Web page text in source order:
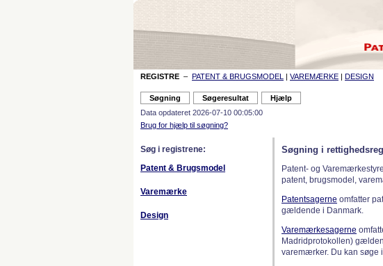
REGISTRE – PATENT & BRUGSMODEL | VAREMÆRKE | DESIGN
Data opdateret 2026-07-10 00:05:00
Brug for hjælp til søgning?
Søg i registrene:
Patent & Brugsmodel
Varemærke
Design
Søgning i
Patent- og
patent, brugsmodel,
Patentsagerne omfatter
gældende i Danmark.
Varemærkesagerne
Madridprotokollen)
varemærker. Du kan søge